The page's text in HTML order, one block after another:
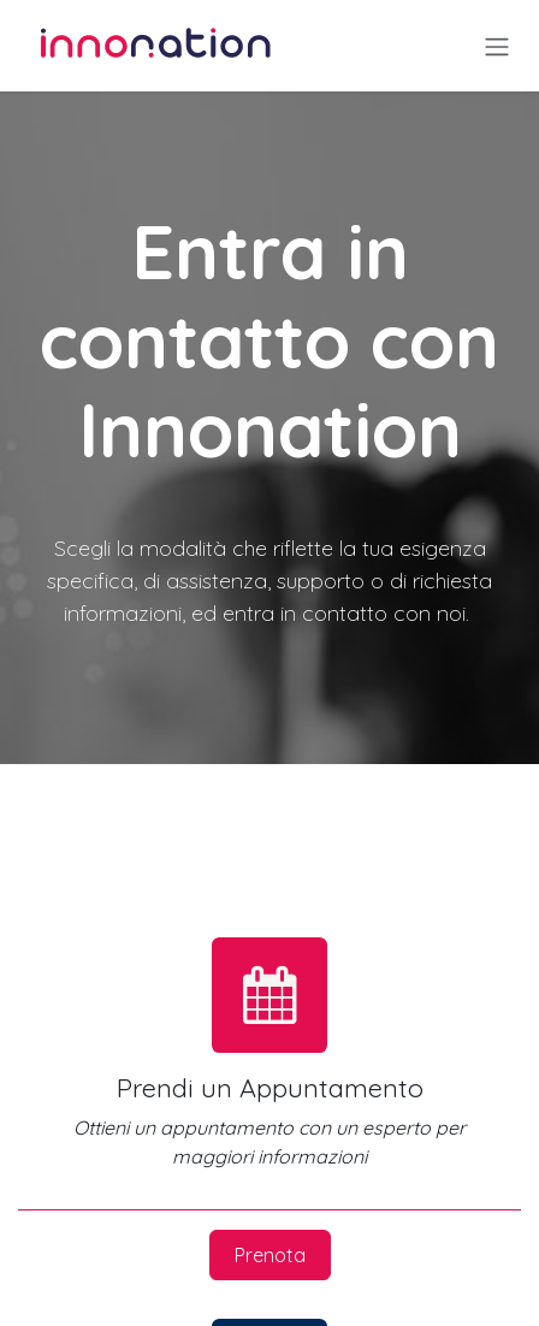
Entra in
contatto con
Innonation
Scegli la modalità che riflette la tua esigenza
specifica, di assistenza, supporto o di richiesta
informazioni, ed entra in contatto con noi.
Prendi un Appuntamento
Ottieni un appuntamento con un esperto per
maggiori informazioni
Prenota